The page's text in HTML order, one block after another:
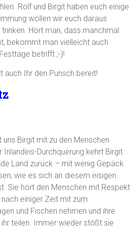
Rolf und Birgit haben euch einige
wollen wir euch daraus
Hört man, dass manchmal
bekommt man vielleicht auch
betrifft ;-)!
auch Ihr den Punsch bereit!
Birgit mit zu den Menschen
Inlandeis-Durchquerung kehrt Birgit
Land zurück – mit wenig Gepäck
wie es sich an diesem eisigen
Sie hört den Menschen mit Respekt
einiger Zeit mit zum
und Fischen nehmen und ihre
teilen. Immer wieder stößt sie